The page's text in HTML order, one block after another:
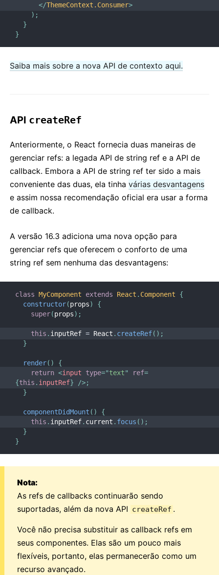
</ThemeContext.Consumer>
) ;
}
}
Saiba mais sobre a nova API de contexto aqui.
API createRef
Anteriormente, o React fornecia duas maneiras de
gerenciar refs: a legada API de string ref e a API de
callback. Embora a API de string ref ter sido a mais
conveniente das duas, ela tinha várias desvantagens
e assim nossa recomendação oficial era usar a forma
de callback.
A versão 16.3 adiciona uma nova opção para
gerenciar refs que oferecem o conforto de uma
string ref sem nenhuma das desvantagens:
class MyComponent extends React . Component
{
constructor(props)
{
super(props) ;
this . inputRef = React . createRef( ) ;
}
render( )
{
return <input type="text" ref=
{this . inputRef} />;
}
componentDidMount ( )
{
this . inputRef. current . focus ( ) ;
}
}
Nota:
As refs de callbacks continuarão sendo
suportadas, além da nova API createRef .
Você não precisa substituir as callback refs em
seus componentes. Elas são um pouco mais
flexíveis, portanto, elas permanecerão como um
recurso avançado.